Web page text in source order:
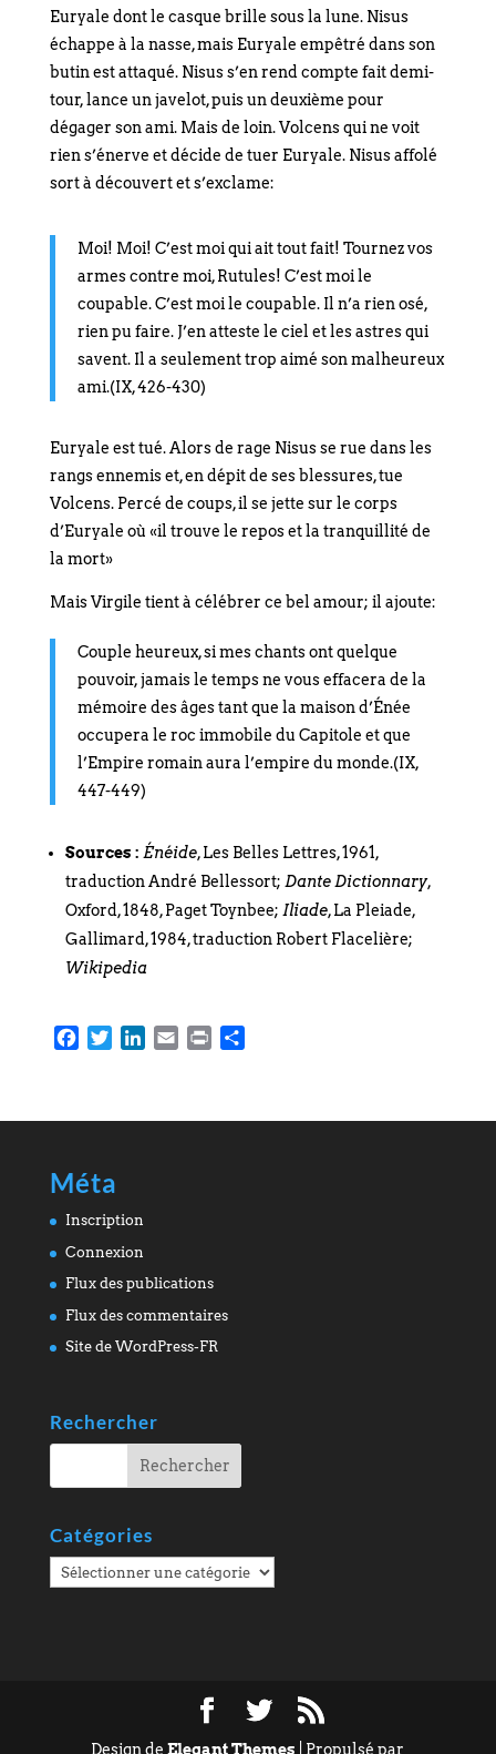
Euryale dont le casque brille sous la lune. Nisus
échappe à la nasse, mais Euryale empêtré dans son
butin est attaqué. Nisus s’en rend compte fait demi-
tour, lance un javelot, puis un deuxième pour
dégager son ami. Mais de loin. Volcens qui ne voit
rien s’énerve et décide de tuer Euryale. Nisus affolé
sort à découvert et s’exclame:
Moi! Moi! C’est moi qui ait tout fait! Tournez vos
armes contre moi, Rutules! C’est moi le
coupable. C’est moi le coupable. Il n’a rien osé,
rien pu faire. J’en atteste le ciel et les astres qui
savent. Il a seulement trop aimé son malheureux
ami.(IX, 426-430)
Euryale est tué. Alors de rage Nisus se rue dans les
rangs ennemis et, en dépit de ses blessures, tue
Volcens. Percé de coups, il se jette sur le corps
d’Euryale où «il trouve le repos et la tranquillité de
la mort»
Mais Virgile tient à célébrer ce bel amour; il ajoute:
Couple heureux, si mes chants ont quelque
pouvoir, jamais le temps ne vous effacera de la
mémoire des âges tant que la maison d’Énée
occupera le roc immobile du Capitole et que
l’Empire romain aura l’empire du monde.(IX,
447-449)
Sources : Énéide, Les Belles Lettres, 1961,
traduction André Bellessort; Dante Dictionnary,
Oxford, 1848, Paget Toynbee; Iliade, La Pleiade,
Gallimard, 1984, traduction Robert Flacelière;
Wikipedia
Facebook
TwitterLinkedIn
EmailPrint
Méta
Inscription
Connexion
Flux des publications
Flux des commentaires
Site de WordPress-FR
Rechercher
Catégories
Catégories
Design deElegant Themes | Propulsé par